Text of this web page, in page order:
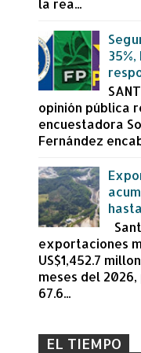
la rea...
35%,
opinión pública
encuestadora
Fernández
exportaciones
US$1,452.7
meses del
67.6...
EL TIEMPO